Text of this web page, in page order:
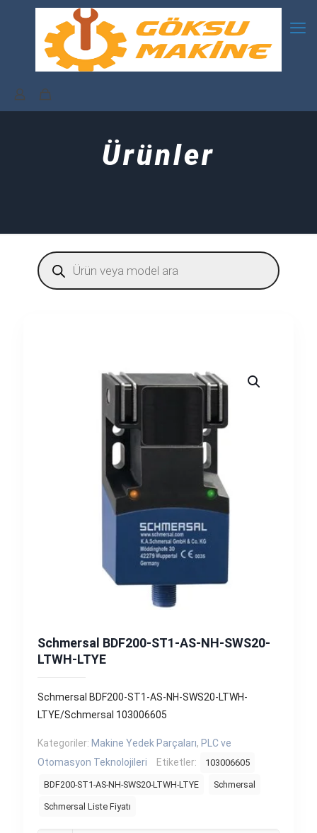
Ürünler
Products
search
Schmersal BDF200-ST1-AS-NH-SWS20-
LTWH-LTYE
Schmersal BDF200-ST1-AS-NH-SWS20-LTWH-
LTYE/Schmersal 103006605
Kategoriler: Makine Yedek Parçaları, PLC ve
Otomasyon Teknolojileri
Etiketler: 103006605
BDF200-ST1-AS-NH-SWS20-LTWH-LTYE Schmersal
Schmersal Liste Fiyatı